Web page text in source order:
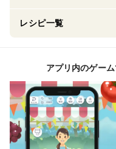
レシピ一覧
アプリ内のゲー